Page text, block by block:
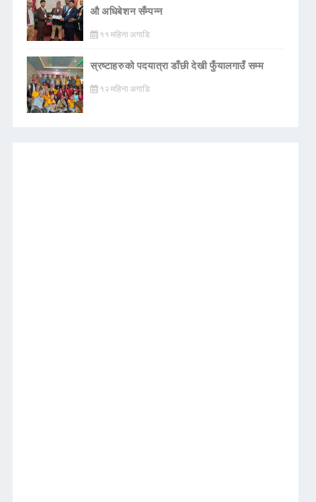
औ अधिबेशन सँम्पन्न
११ महिना अगाडि
स्रष्टाहरुको पदयात्रा डाँछी देखी फुँयालगाउँ सम्म
१२ महिना अगाडि